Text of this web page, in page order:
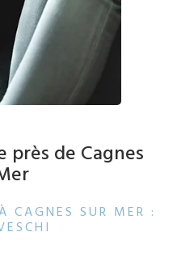
près de Cagnes
CAGNES SUR MER :